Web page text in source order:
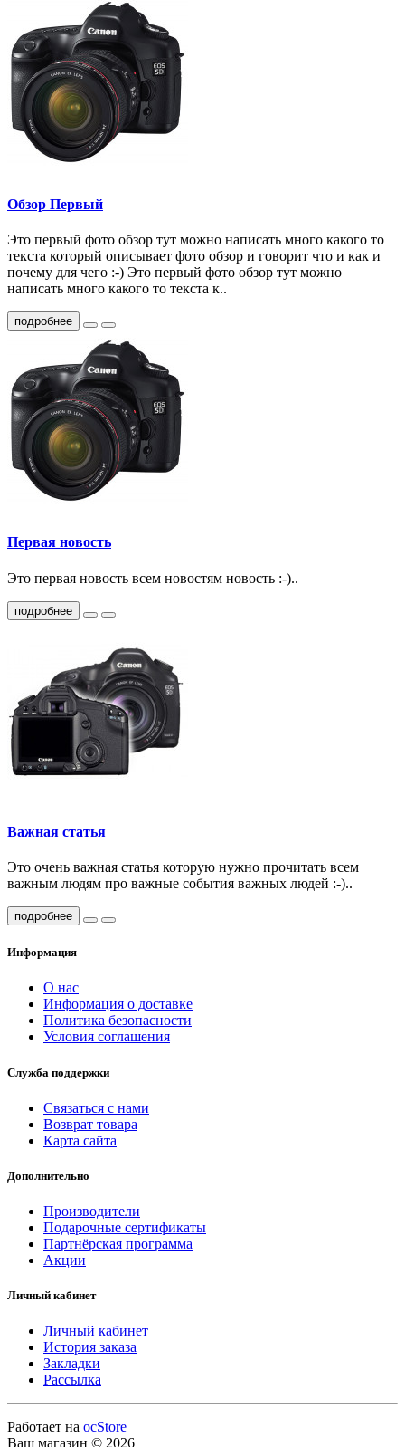
Обзор Первый
Это первый фото обзор тут можно написать много какого то
текста который описывает фото обзор и говорит что и как и
почему для чего :-) Это первый фото обзор тут можно
написать много какого то текста к..
подробнее
Первая новость
Это первая новость всем новостям новость :-)..
подробнее
Важная статья
Это очень важная статья которую нужно прочитать всем
важным людям про важные события важных людей :-)..
подробнее
Информация
О нас
Информация о доставке
Политика безопасности
Условия соглашения
Служба поддержки
Связаться с нами
Возврат товара
Карта сайта
Дополнительно
Производители
Подарочные сертификаты
Партнёрская программа
Акции
Личный кабинет
Личный кабинет
История заказа
Закладки
Рассылка
Работает на ocStore
Ваш магазин © 2026